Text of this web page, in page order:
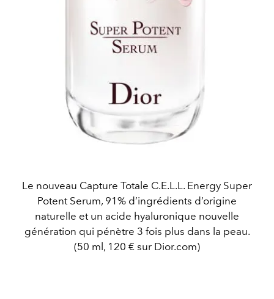
Le nouveau Capture Totale C.E.L.L. Energy Super
Potent Serum, 91% d’ingrédients d’origine
naturelle et un acide hyaluronique nouvelle
génération qui pénètre 3 fois plus dans la peau.
(50 ml, 120 € sur Dior.com)